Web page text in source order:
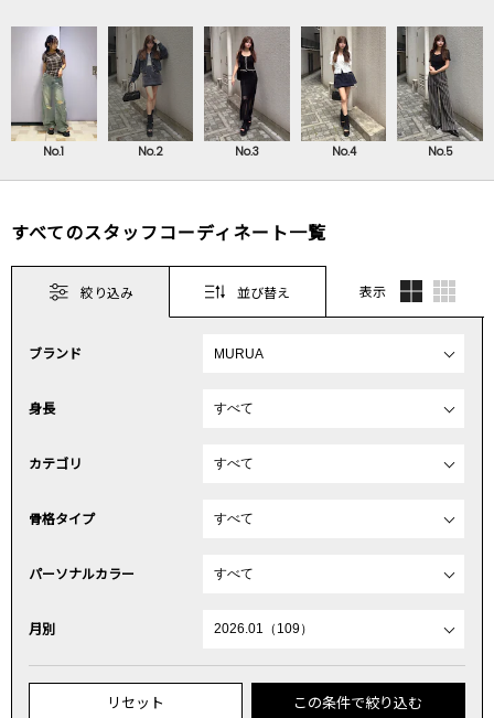
No.1 No.2 No.3 No.4 No.5
すべてのスタッフコーディネート一覧
絞り込み 並び替え 表示
ブランド
身長
カテゴリ
骨格タイプ
パーソナルカラー
月別
リセット この条件で絞り込む